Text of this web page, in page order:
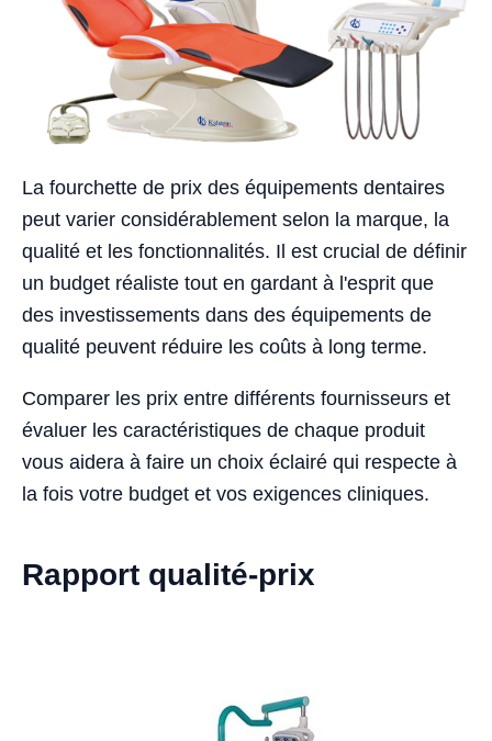
La fourchette de prix des équipements dentaires
peut varier considérablement selon la marque, la
qualité et les fonctionnalités. Il est crucial de définir
un budget réaliste tout en gardant à l'esprit que
des investissements dans des équipements de
qualité peuvent réduire les coûts à long terme.
Comparer les prix entre différents fournisseurs et
évaluer les caractéristiques de chaque produit
vous aidera à faire un choix éclairé qui respecte à
la fois votre budget et vos exigences cliniques.
Rapport qualité-prix